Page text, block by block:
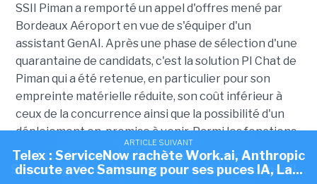
ARTICLE SUIVANT
Telex : Anthropic discute d'une puce IA avec
Samsung, OpenAI ouvre sa société de conseil...
SSII Piman a remporté un appel d'offres mené par
Bordeaux Aéroport en vue de s'équiper d'un
assistant GenAI. Après une phase de sélection d'une
quarantaine de candidats, c'est la solution PI Chat de
Piman qui a été retenue, en particulier pour son
empreinte matérielle réduite, son coût inférieur à
ceux de la concurrence ainsi que la possibilité d'un
déploiement on-premise à venir. Parmi les fonctions
déployées : analyse, traduction, extraction
d'informations ainsi qu'exploitation
ARTICLE SUIVANT
Telex : ServiceNow rachète Work.ai, Anthropic
discute avec Samsung pour ses puces IA, La...